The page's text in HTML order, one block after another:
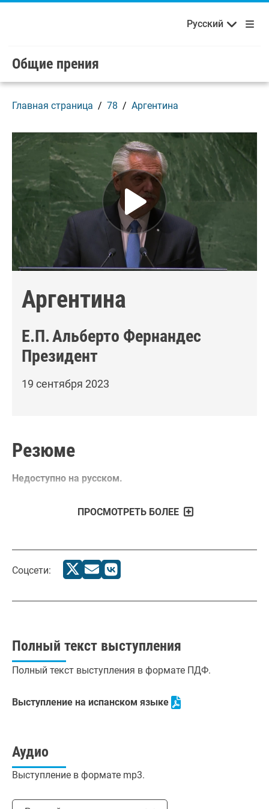
Skip to main content / navigation
Добро пожаловать в ООН! Français Русский
Русский
Общие прения
Главная страница 78 Аргентина
Аргентина
Е.П.Альберто Фернандес
Президент
19 сентября 2023
Резюме
Недоступно на русском.
ПРОСМОТРЕТЬ БОЛЕЕ
Соцсети:
Полный текст выступления
Полный текст выступления в формате ПДФ.
Выступление на испанском языке
Аудио
Выступление в формате mp3.